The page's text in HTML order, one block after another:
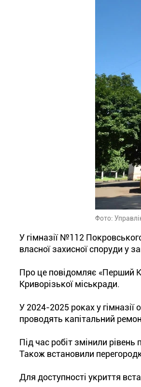
Фото:
У гімназії №112
власної захисної споруди у
Про це повідомляє «Перший
Криворізької міськради.
У 2024-2025 роках у
проводять капітальний
Під час робіт змінили
Також встановили
Для доступності укриття